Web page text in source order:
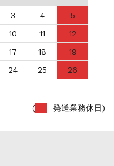
3 4
5
10 11
12
17 18
19
24 25
26
( 発送業務休日)